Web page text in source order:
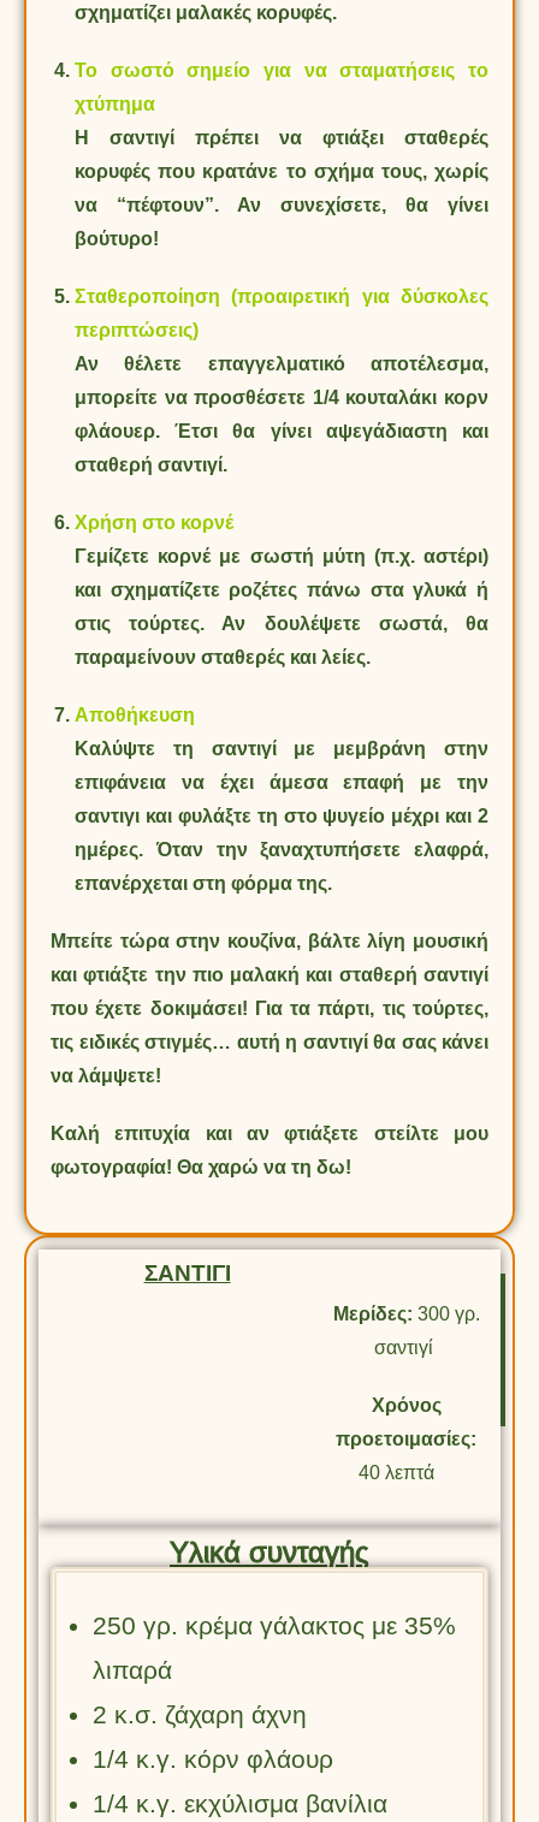
σχηματίζει μαλακές κορυφές.
Το σωστό σημείο για να σταματήσεις το
χτύπημα
Η σαντιγί πρέπει να φτιάξει σταθερές
κορυφές που κρατάνε το σχήμα τους, χωρίς
να “πέφτουν”. Αν συνεχίσετε, θα γίνει
βούτυρο!
Σταθεροποίηση (προαιρετική για δύσκολες
περιπτώσεις)
Αν θέλετε επαγγελματικό αποτέλεσμα,
μπορείτε να προσθέσετε 1/4 κουταλάκι κορν
φλάουερ. Έτσι θα γίνει αψεγάδιαστη και
σταθερή σαντιγί.
Χρήση στο κορνέ
Γεμίζετε κορνέ με σωστή μύτη (π.χ. αστέρι)
και σχηματίζετε ροζέτες πάνω στα γλυκά ή
στις τούρτες. Αν δουλέψετε σωστά, θα
παραμείνουν σταθερές και λείες.
Αποθήκευση
Καλύψτε τη σαντιγί με μεμβράνη στην
επιφάνεια να έχει άμεσα επαφή με την
σαντιγι και φυλάξτε τη στο ψυγείο μέχρι και 2
ημέρες. Όταν την ξαναχτυπήσετε ελαφρά,
επανέρχεται στη φόρμα της.
Μπείτε τώρα στην κουζίνα, βάλτε λίγη μουσική
και φτιάξτε την πιο μαλακή και σταθερή σαντιγί
που έχετε δοκιμάσει! Για τα πάρτι, τις τούρτες,
τις ειδικές στιγμές… αυτή η σαντιγί θα σας κάνει
να λάμψετε!
Καλή επιτυχία και αν φτιάξετε στείλτε μου
φωτογραφία! Θα χαρώ να τη δω!
ΣΑΝΤΙΓΙ
Μερίδες: 300 γρ.
σαντιγί
Χρόνος
προετοιμασίες:
40 λεπτά
Υλικά συνταγής
250 γρ. κρέμα γάλακτος με 35%
λιπαρά
2 κ.σ. ζάχαρη άχνη
1/4 κ.γ. κόρν φλάουρ
1/4 κ.γ. εκχύλισμα βανίλια